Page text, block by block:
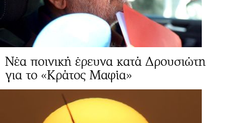
Νέα ποινική έρευνα κατά Δρουσιώτη
για το «Κράτος Μαφία»